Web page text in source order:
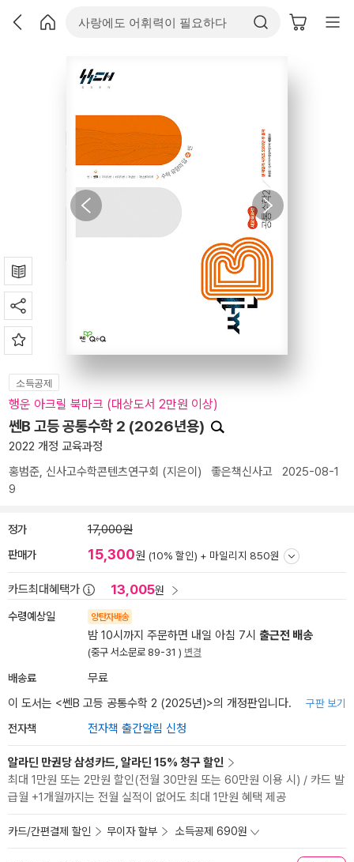
소득공제
행운 아크릴 북마크 (대상도서 2만원 이상)
쎈B 고등 공통수학 2 (2026년용)
2022 개정 교육과정
홍범준, 신사고수학콘텐츠연구회 (지은이) 좋은책신사고 2025-08-1
9
정가 17,000원
판매가 15,300원 (10% 할인) + 마일리지 850원
카드최대혜택가 13,005원
수령예상일 양탄자배송
밤 10시까지 주문하면 내일 아침 7시 출근전 배송
(중구 서소문로 89-31 ) 변경
배송료
무료
이 도서는 <쎈B 고등 공통수학 2 (2025년)>의 개정판입니다. 구판 보기
전자책 전자책 출간알림 신청
알라딘 만권당 삼성카드, 알라딘 15% 청구 할인
최대 1만원 또는 2만원 할인(전월 30만원 또는 60만원 이용 시) / 카드 발
급월 +1개월까지는 전월 실적이 없어도 최대 1만원 혜택 제공
카드/간편결제 할인 무이자 할부 소득공제 690원